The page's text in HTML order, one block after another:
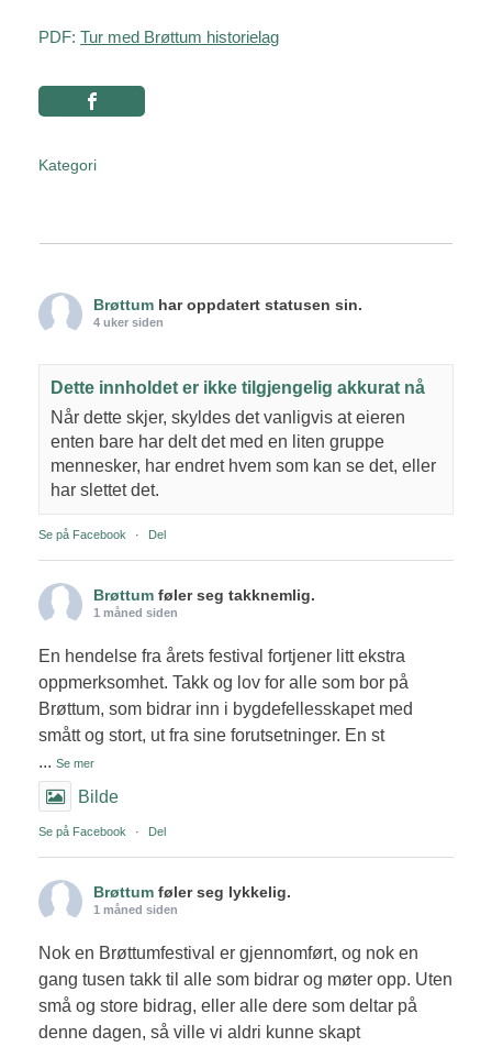
PDF: Tur med Brøttum historielag
Kategori
Brøttum har oppdatert statusen sin.
4 uker siden
Dette innholdet er ikke tilgjengelig akkurat nå
Når dette skjer, skyldes det vanligvis at eieren
enten bare har delt det med en liten gruppe
mennesker, har endret hvem som kan se det, eller
har slettet det.
Se på Facebook · Del
Brøttum føler seg takknemlig.
1 måned siden
En hendelse fra årets festival fortjener litt ekstra
oppmerksomhet. Takk og lov for alle som bor på
Brøttum, som bidrar inn i bygdefellesskapet med
smått og stort, ut fra sine forutsetninger. En st
... Se mer
Bilde
Se på Facebook · Del
Brøttum føler seg lykkelig.
1 måned siden
Nok en Brøttumfestival er gjennomført, og nok en
gang tusen takk til alle som bidrar og møter opp. Uten
små og store bidrag, eller alle dere som deltar på
denne dagen, så ville vi aldri kunne skapt